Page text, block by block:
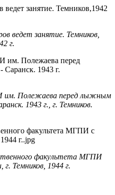
ведет занятие. Темников,
г.
им. Полежаева перед лыжным
1943 г., г. Темников.
факультета МГПИ
г. Темников, 1944 г.